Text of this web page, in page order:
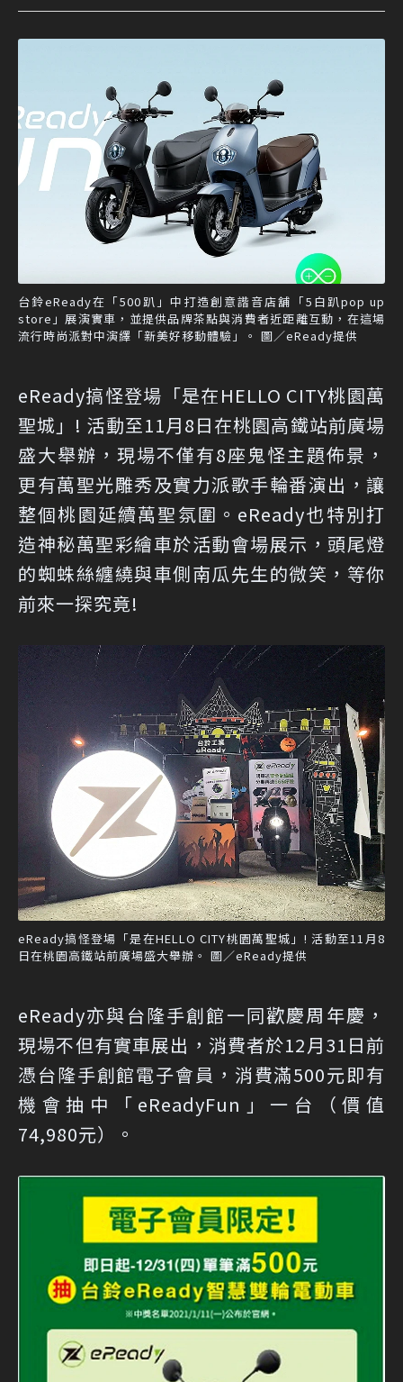
台鈴eReady在「500趴」中打造創意諧音店舖「5白趴pop up
store」展演實車，並提供品牌茶點與消費者近距離互動，在這場
流行時尚派對中演繹「新美好移動體驗」。 圖／eReady提供
eReady搞怪登場「是在HELLO CITY桃園萬
聖城」! 活動至11月8日在桃園高鐵站前廣場
盛大舉辦，現場不僅有8座鬼怪主題佈景，
更有萬聖光雕秀及實力派歌手輪番演出，讓
整個桃園延續萬聖氛圍。eReady也特別打
造神秘萬聖彩繪車於活動會場展示，頭尾燈
的蜘蛛絲纏繞與車側南瓜先生的微笑，等你
前來一探究竟!
eReady搞怪登場「是在HELLO CITY桃園萬聖城」! 活動至11月8
日在桃園高鐵站前廣場盛大舉辦。 圖／eReady提供
eReady亦與台隆手創館一同歡慶周年慶，
現場不但有實車展出，消費者於12月31日前
憑台隆手創館電子會員，消費滿500元即有
機會抽中「eReadyFun」一台（價值
74,980元）。